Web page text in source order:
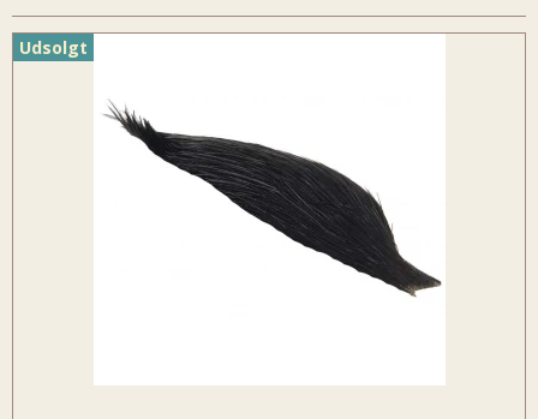
Udsolgt